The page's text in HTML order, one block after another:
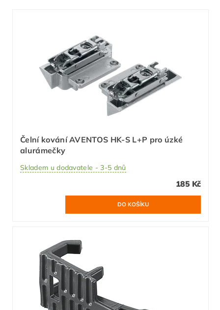
Čelní kování AVENTOS HK-S L+P pro úzké
alurámečky
Skladem u dodavatele - 3-5 dnů
185 Kč